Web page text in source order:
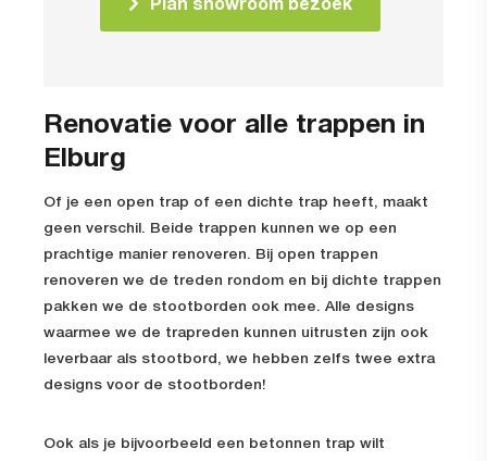
Plan showroom bezoek
Renovatie voor alle trappen in
Elburg
Of je een open trap of een dichte trap heeft, maakt
geen verschil. Beide trappen kunnen we op een
prachtige manier renoveren. Bij open trappen
renoveren we de treden rondom en bij dichte trappen
pakken we de stootborden ook mee. Alle designs
waarmee we de trapreden kunnen uitrusten zijn ook
leverbaar als stootbord, we hebben zelfs twee extra
designs voor de stootborden!
Ook als je bijvoorbeeld een betonnen trap wilt